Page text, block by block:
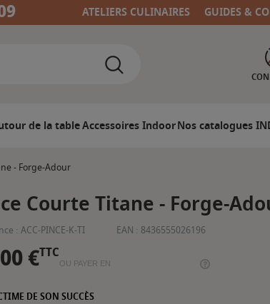
ATELIERS CULINAIRES GUIDES &
de la tableAccessoires IndoorNos catalogues
- Forge-Adour
Courte Titane - Forge-
: ACC-PINCE-K-TI EAN : 8436555026196
€TTC
OU PAYER EN
DE SON SUCCÈS